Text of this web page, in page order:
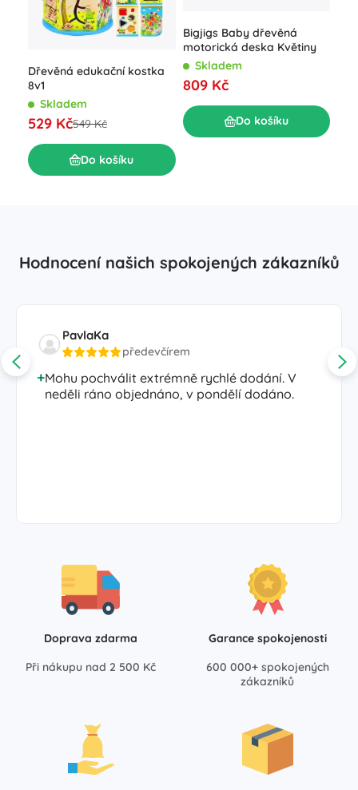
Dřevěná edukační kostka
8v1
Skladem
529 Kč549 Kč
Do košíku
Bigjigs Baby dřevěná
motorická deska Květiny
Skladem
809 Kč
Do košíku
Hodnocení našich spokojených zákazníků
PavlaKa
předevčírem
Mohu pochválit extrémně rychlé dodání. V
neděli ráno objednáno, v pondělí dodáno.
Doprava zdarma
Při nákupu nad 2 500 Kč
Garance spokojenosti
600 000+ spokojených
zákazníků